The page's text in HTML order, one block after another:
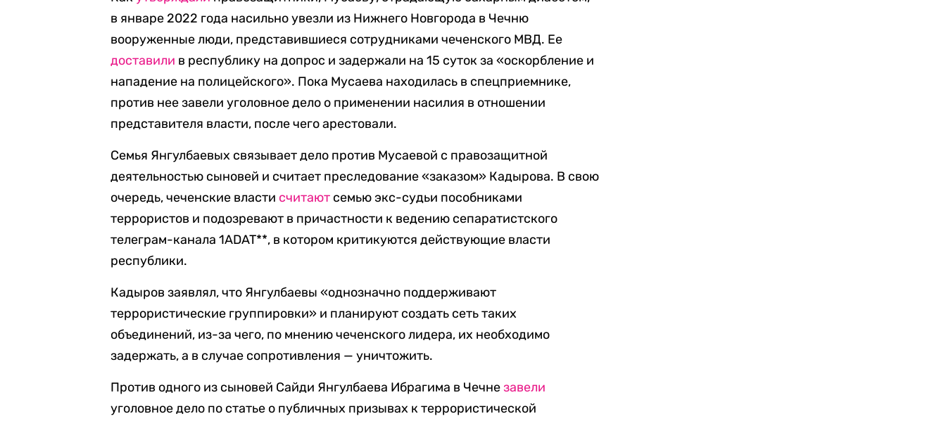
в январе 2022 года насильно увезли из Нижнего Новгорода в Чечню
вооруженные люди, представившиеся сотрудниками чеченского МВД. Ее
доставили в республику на допрос и задержали на 15 суток за «оскорбление и
нападение на полицейского». Пока Мусаева находилась в спецприемнике,
против нее завели уголовное дело о применении насилия в отношении
представителя власти, после чего арестовали.
Семья Янгулбаевых связывает дело против Мусаевой с правозащитной
деятельностью сыновей и считает преследование «заказом» Кадырова. В свою
очередь, чеченские власти считают семью экс-судьи пособниками
террористов и подозревают в причастности к ведению сепаратистского
телеграм-канала 1ADAT**, в котором критикуются действующие власти
республики.
Кадыров заявлял, что Янгулбаевы «однозначно поддерживают
террористические группировки» и планируют создать сеть таких
объединений, из-за чего, по мнению чеченского лидера, их необходимо
задержать, а в случае сопротивления — уничтожить.
Против одного из сыновей Сайди Янгулбаева Ибрагима в Чечнезавели
уголовное дело по статье о публичных призывах к террористической